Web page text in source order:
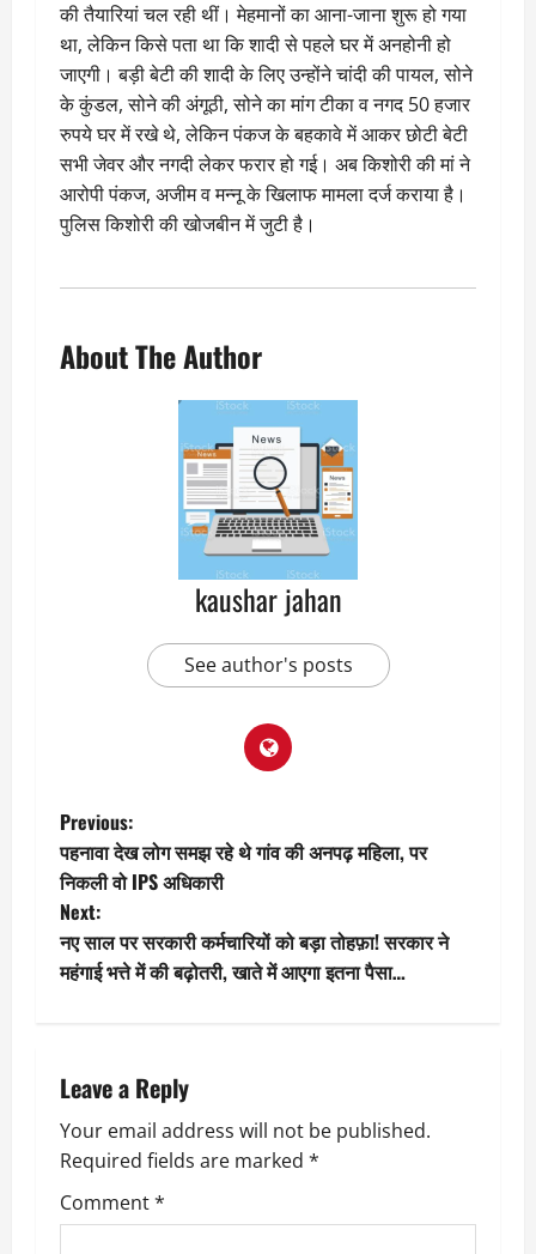
की तैयारियां चल रही थीं। मेहमानों का आना-जाना शुरू हो गया
था, लेकिन किसे पता था कि शादी से पहले घर में अनहोनी हो
जाएगी। बड़ी बेटी की शादी के लिए उन्होंने चांदी की पायल, सोने
के कुंडल, सोने की अंगूठी, सोने का मांग टीका व नगद 50 हजार
रुपये घर में रखे थे, लेकिन पंकज के बहकावे में आकर छोटी बेटी
सभी जेवर और नगदी लेकर फरार हो गई। अब किशोरी की मां ने
आरोपी पंकज, अजीम व मन्नू के खिलाफ मामला दर्ज कराया है।
पुलिस किशोरी की खोजबीन में जुटी है।
About The Author
kaushar jahan
See author's posts
P
o
s
t
a
v
i
g
Previous:
पहनावा देख लोग समझ रहे थे गांव की अनपढ़ महिला, पर
निकली वो IPS अधिकारी
Next:
नए साल पर सरकारी कर्मचारियों को बड़ा तोहफ़ा! सरकार ने
महंगाई भत्ते में की बढ़ोतरी, खाते में आएगा इतना पैसा…
Leave a Reply
Your email address will not be published.
Required fields are marked *
Comment*